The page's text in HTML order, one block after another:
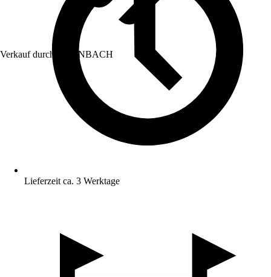
Verkauf durch: HORNBACH
Lieferzeit ca. 3 Werktage